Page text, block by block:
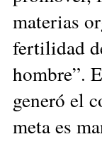
materias
fertilidad
hombre”.
generó el
meta es